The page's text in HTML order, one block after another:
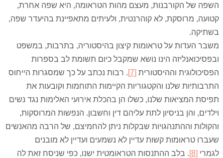
השפה של הקורבנות, מעצם מהות הטראומה, היא שפה אחרת,
קטועה, מרוסקת, לא קוהרנטית, ולעיתים מתאפיינת בהיעדר שפה,
בשתיקה.
משבר העדות על טראומות קיצון בהיסטוריה, בתרבות, במשפט
ובפסיכואנליזה הינו נושא שמקבל כיום תשומת לב בספרות
הפסיכולוגית וההיסטורית [7]
. רבות נכתב על כך שמסגרות הייחוס
התרבותיות שלנו והקטגוריות הקיימות התוחמות וקובעות את
תפיסת המציאות שלנו, כשלו הן בהכלת אירועי האלימות נגד נשים
וילדים, והן בניסיון לתת עליהם דין וחשבון. הנפשות המרוסקות,
והקולות וההתנהגויות שבקלות ניתן להחמיצם, של הרבה מהאנשים
שעברו טראומות קשות עדיין לא נשמעים ועדיין לא מובנים
לגמרי [8]
. בלב ההתנסות הטראומטית ישנו, כפי שניסח זאת לה